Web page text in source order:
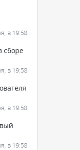
в 19:58
сборе
в 19:58
в 19:58
в 19:58